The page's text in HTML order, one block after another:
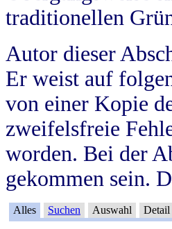
traditionellen
Autor dieser
Er weist auf
von einer Kopie
zweifelsfreie
worden. Bei der
gekommen sein.
Alles Suchen Auswahl Detail